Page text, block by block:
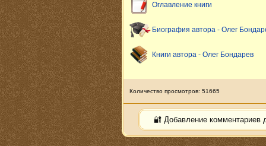
Оглавление книги
Биография автора - Олег
Книги автора - Олег Бондарев
Количество просмотров: 51665
🔐 Добавление комментариев